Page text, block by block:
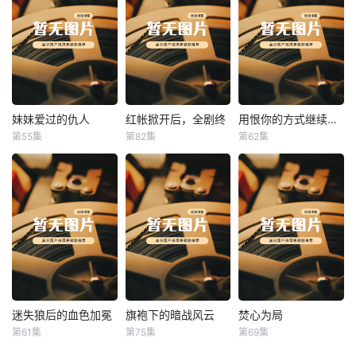
妹妹爱过的仇人
妹妹爱过的仇人
第55集
红帐掀开后，全剧终
红帐掀开后，全剧终
第82集
用恨你的方式继续爱你 用恨你的方式继续爱你
第62集
迷失狼后的血色加冕
迷失狼后的血色加冕
第61集
旗袍下的暗战风云
旗袍下的暗战风云
第75集
焚心为局
焚心为局
第69集